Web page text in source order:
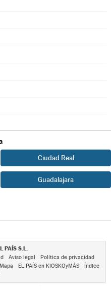
Ciudad Real
Guadalajara
PAÍS S.L.
Aviso legal
Política de privacidad
Mapa EL PAÍS en KIOSKOyMÁS
Índice